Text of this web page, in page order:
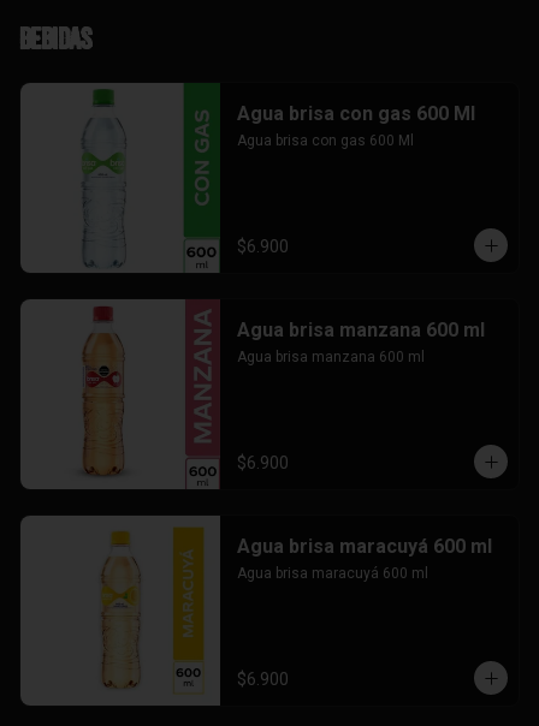
Bebidas
Agua brisa con gas 600 Ml
Agua brisa con gas 600 Ml
$6.900
Agua brisa manzana 600 ml
Agua brisa manzana 600 ml
$6.900
Agua brisa maracuyá 600 ml
Agua brisa maracuyá 600 ml
$6.900